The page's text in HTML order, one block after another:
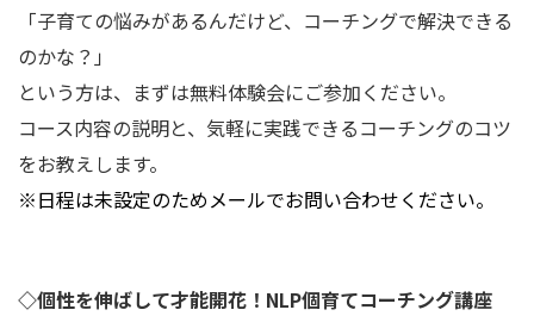
「子育ての悩みがあるんだけど、コーチングで解決できる
のかな？」
という方は、まずは無料体験会にご参加ください。
コース内容の説明と、気軽に実践できるコーチングのコツ
をお教えします。
※日程は未設定のためメールでお問い合わせください。
◇個性を伸ばして才能開花！NLP個育てコーチング講座